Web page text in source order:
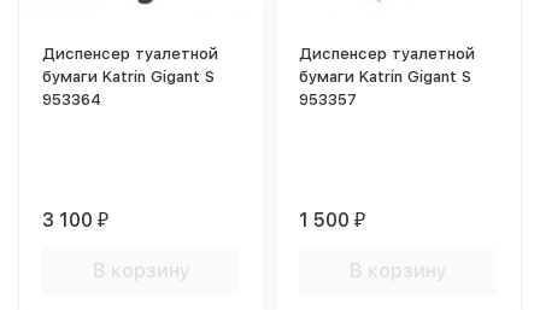
Диспенсер туалетной
бумаги Katrin Gigant S
953364
3 100₽
В корзину
Диспенсер туалетной
бумаги Katrin Gigant S
953357
1 500₽
В корзину